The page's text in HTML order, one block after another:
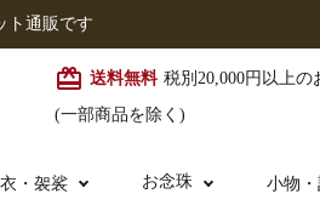
ト通販です
card_giftcard 送料無料 税別20,000円以上の
(一部商品を除く)
・袈裟 お念珠 小物